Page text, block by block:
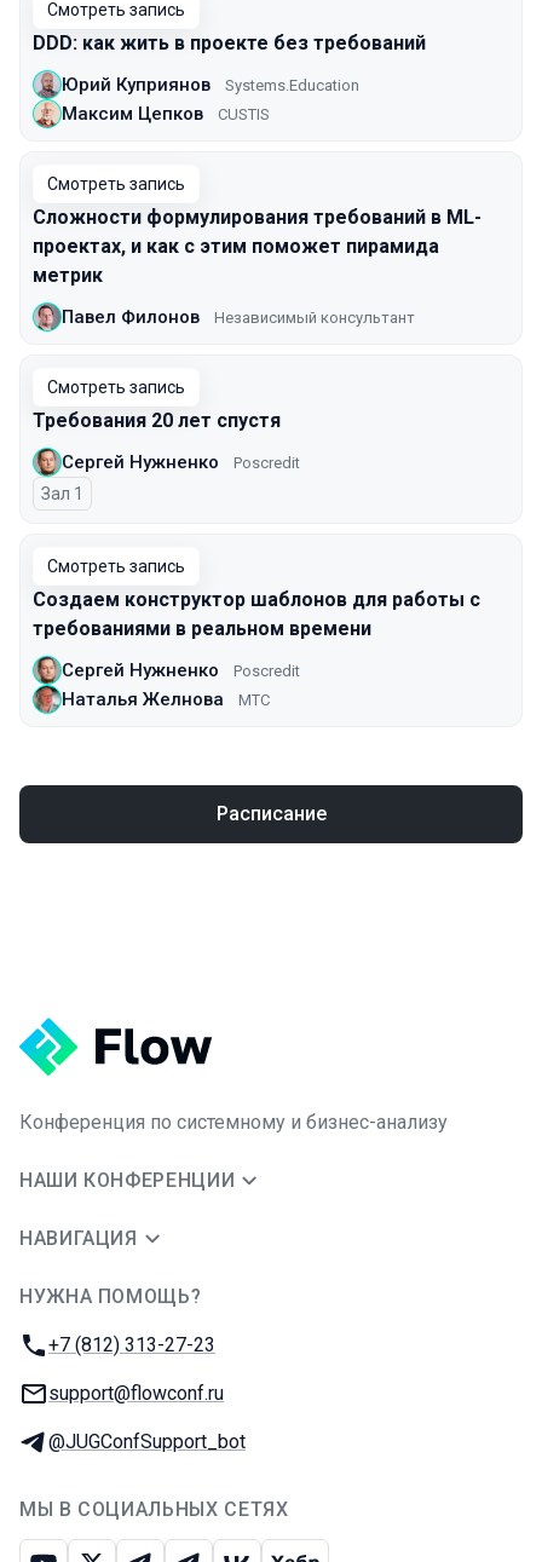
Смотреть запись
DDD: как жить в проекте без требований
Юрий Куприянов Systems.Education
Максим Цепков CUSTIS
Смотреть запись
Сложности формулирования требований в ML-
проектах, и как с этим поможет пирамида
метрик
Павел Филонов Независимый консультант
Смотреть запись
Требования 20 лет спустя
Сергей Нужненко Poscredit
Зал 1
Смотреть запись
Создаем конструктор шаблонов для работы с
требованиями в реальном времени
Сергей Нужненко Poscredit
Наталья Желнова МТС
Расписание
Конференция по системному и бизнес-анализу
НАШИ КОНФЕРЕНЦИИ
НАВИГАЦИЯ
НУЖНА ПОМОЩЬ?
Телефон:
+7 (812) 313-27-23
E-mail:
support@flowconf.ru
Телеграм:
@JUGConfSupport_bot
МЫ В СОЦИАЛЬНЫХ СЕТЯХ